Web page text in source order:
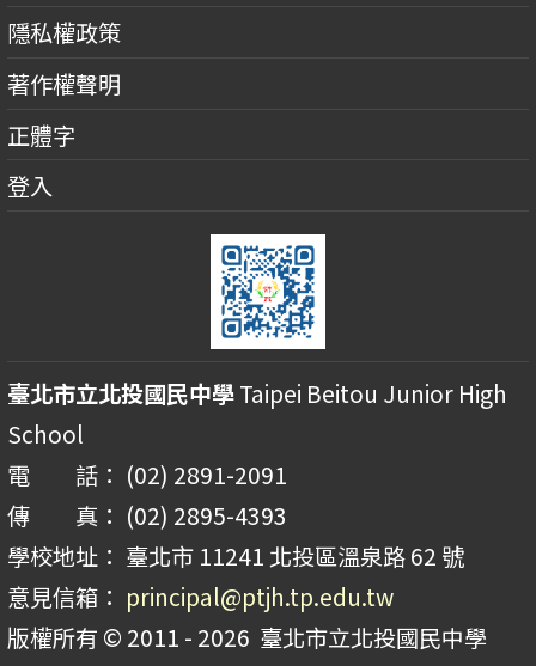
隱私權政策
著作權聲明
正體字
登入
臺北市立北投國民中學Taipei Beitou Junior High
School
電 話： (02) 2891-2091
傳 真： (02) 2895-4393
學校地址： 臺北市 11241 北投區溫泉路 62 號
意見信箱： principal@ptjh.tp.edu.tw
版權所有 © 2011 - 2026 臺北市立北投國民中學